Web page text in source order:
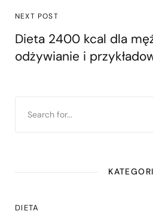
NEXT POST
Dieta 2400 kcal dla
odżywianie i
DIETA